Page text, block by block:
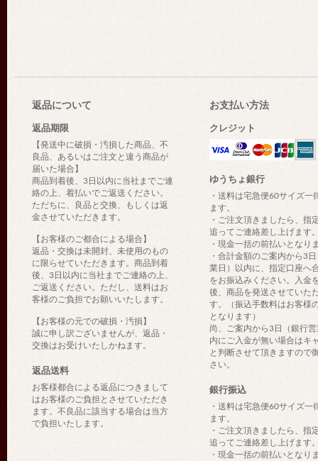
返品について
返品期限
【発送中に破損・汚損した商品、不
良品、あるいはご注文と違う商品が
届いた場合】
商品到着後、3日以内に当社までご連
絡の上、着払いでご返送ください。
ただちに、良品と交換、もしくは返
金させていただきます。
【お客様のご都合による場合】
返品・交換は未開封、未使用のもの
に限らせていただきます。商品到着
後、3日以内に当社までご連絡の上、
ご返送ください。ただし、送料はお
客様のご負担でお願いいたします。
【お客様の元での破損・汚損】
誠に申し訳ございませんが、返品・
交換はお受けいたしかねます。
返品送料
お客様都合による返品につきまして
はお客様のご負担とさせていただき
ます。不良品に該当する場合は当方
で負担いたします。
お支払い方法
クレジット
ゆうちょ銀行
・送料は宅急便60サイズ一
ます。
・ご注文頂きましたら、指
追ってご連絡差し上げます
・現金一括の前払いとなり
・合計金額のご案内から3
業日）以内に、指定口座へ
をお振込みください。入金
後、商品を発送させていた
す。（振込手数料はお客様
となります）
尚、ご案内から3日（銀行
内にご入金が無い場合はキ
と判断させて頂きますので
さい。
銀行振込
・送料は宅急便60サイズ一
ます。
・ご注文頂きましたら、指
追ってご連絡差し上げます
・現金一括の前払いとなり